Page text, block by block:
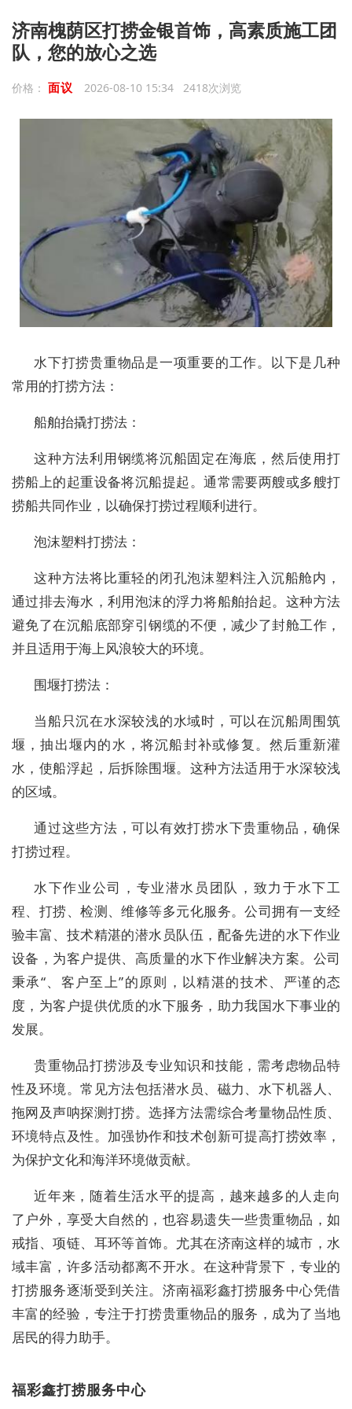
济南槐荫区打捞金银首饰，高素质施工团
队，您的放心之选
价格： 面议 2026-08-10 15:34 2418次浏览
水下打捞贵重物品是一项重要的工作。以下是几种
常用的打捞方法：
船舶抬撬打捞法：
这种方法利用钢缆将沉船固定在海底，然后使用打
捞船上的起重设备将沉船提起。通常需要两艘或多艘打
捞船共同作业，以确保打捞过程顺利进行。
泡沫塑料打捞法：
这种方法将比重轻的闭孔泡沫塑料注入沉船舱内，
通过排去海水，利用泡沫的浮力将船舶抬起。这种方法
避免了在沉船底部穿引钢缆的不便，减少了封舱工作，
并且适用于海上风浪较大的环境。
围堰打捞法：
当船只沉在水深较浅的水域时，可以在沉船周围筑
堰，抽出堰内的水，将沉船封补或修复。然后重新灌
水，使船浮起，后拆除围堰。这种方法适用于水深较浅
的区域。
通过这些方法，可以有效打捞水下贵重物品，确保
打捞过程。
水下作业公司，专业潜水员团队，致力于水下工
程、打捞、检测、维修等多元化服务。公司拥有一支经
验丰富、技术精湛的潜水员队伍，配备先进的水下作业
设备，为客户提供、高质量的水下作业解决方案。公司
秉承“、客户至上”的原则，以精湛的技术、严谨的态
度，为客户提供优质的水下服务，助力我国水下事业的
发展。
贵重物品打捞涉及专业知识和技能，需考虑物品特
性及环境。常见方法包括潜水员、磁力、水下机器人、
拖网及声呐探测打捞。选择方法需综合考量物品性质、
环境特点及性。加强协作和技术创新可提高打捞效率，
为保护文化和海洋环境做贡献。
近年来，随着生活水平的提高，越来越多的人走向
了户外，享受大自然的，也容易遗失一些贵重物品，如
戒指、项链、耳环等首饰。尤其在济南这样的城市，水
域丰富，许多活动都离不开水。在这种背景下，专业的
打捞服务逐渐受到关注。济南福彩鑫打捞服务中心凭借
丰富的经验，专注于打捞贵重物品的服务，成为了当地
居民的得力助手。
福彩鑫打捞服务中心